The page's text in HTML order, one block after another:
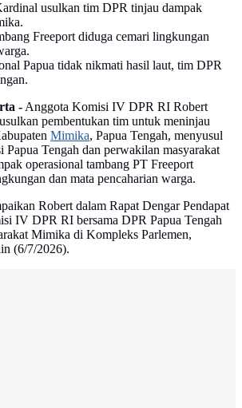
usulkan tim DPR tinjau dampak
Freeport diduga cemari lingkungan
Papua tidak nikmati hasil laut, tim DPR
-Anggota Komisi IV DPR RI Robert
pembentukan tim untuk meninjau
Mimika, Papua Tengah, menyusul
Papua Tengah dan perwakilan masyarakat
operasional tambang PT Freeport
dan mata pencaharian warga.
Robert dalam Rapat Dengar Pendapat
IV DPR RI bersama DPR Papua Tengah
Mimika di Kompleks Parlemen,
(6/7/2026).